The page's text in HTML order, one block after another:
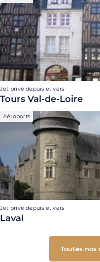
Jet privé depuis et vers
Tours Val-de-Loire
Aéroports
Jet privé depuis et vers
Laval
Toutes nos